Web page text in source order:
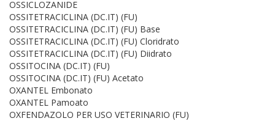
OSSICLOZANIDE
OSSITETRACICLINA (DC.IT) (FU)
OSSITETRACICLINA (DC.IT) (FU) Base
OSSITETRACICLINA (DC.IT) (FU) Cloridrato
OSSITETRACICLINA (DC.IT) (FU) Diidrato
OSSITOCINA (DC.IT) (FU)
OSSITOCINA (DC.IT) (FU) Acetato
OXANTEL Embonato
OXANTEL Pamoato
OXFENDAZOLO PER USO VETERINARIO (FU)